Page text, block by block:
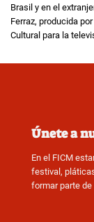
Brasil y en el
Ferraz, producida
Cultural para la
Únete a
En el FICM
festival,
formar parte